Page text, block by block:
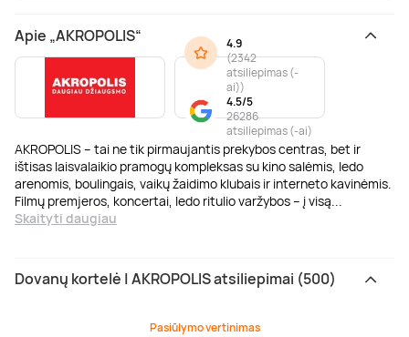
Apie „AKROPOLIS“
AKROPOLIS – tai ne tik pirmaujantis prekybos centras, bet ir
ištisas laisvalaikio pramogų kompleksas su kino salėmis, ledo
arenomis, boulingais, vaikų žaidimo klubais ir interneto kavinėmis.
Filmų premjeros, koncertai, ledo ritulio varžybos – į visą...
Skaityti daugiau
4.9
(2342
atsiliepimas (-
ai))
4.5/5
26286
atsiliepimas (-ai)
Dovanų kortelė | AKROPOLIS atsiliepimai (500)
Pasiūlymo vertinimas